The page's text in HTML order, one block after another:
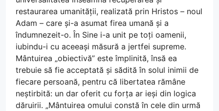
restaurarea umanității, realizată prin Hristos – noul
Adam – care și-a asumat firea umană și a
îndumnezeit-o. În Sine i-a unit pe toți oamenii,
iubindu-i cu aceeași măsură a jertfei supreme.
Mântuirea „obiectivă” este împlinită, însă ea
trebuie să fie acceptată și sădită în solul inimii de
fiecare persoană, pentru că libertatea rămâne
neștirbită: un dar oferit cu forța ar ieși din logica
dăruirii. „Mântuirea omului constă în cele din urmă